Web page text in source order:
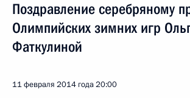
Поздравление серебряному
Олимпийских зимних игр
Фаткулиной
11 февраля 2014 года20:00